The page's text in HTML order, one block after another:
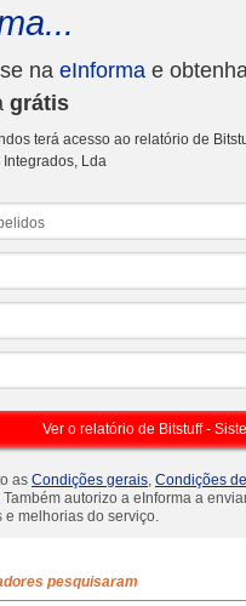
na eInforma e
grátis
terá acesso ao relatório de
Integrados, Lda
as Condições gerais, Condições
Também autorizo a eInforma a
e melhorias do serviço.
pesquisaram